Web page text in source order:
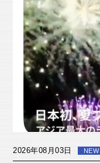
2026年08月03日 NEW